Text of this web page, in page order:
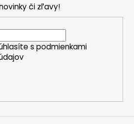
a
c
i
e
p
r
v
ý
či zľavy!
s podmienkami